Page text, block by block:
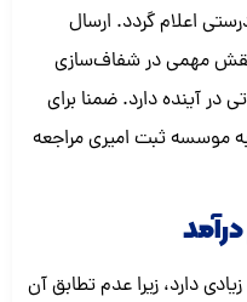
اعلام گردد. ارسال
نقش مهمی در شفاف‌سازی
در آینده دارد. ضمنا برای
موسسه ثبت امیری مراجعه
دارد، زیرا عدم تطابق آن